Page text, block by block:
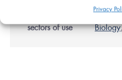
Privacy
sectors of use Biology